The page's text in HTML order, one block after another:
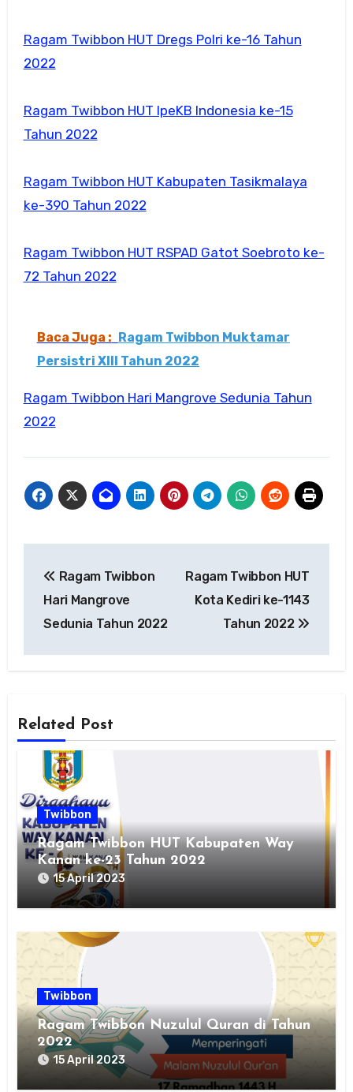
Ragam Twibbon HUT Dregs Polri ke-16 Tahun
2022
Ragam Twibbon HUT IpeKB Indonesia ke-15
Tahun 2022
Ragam Twibbon HUT Kabupaten Tasikmalaya
ke-390 Tahun 2022
Ragam Twibbon HUT RSPAD Gatot Soebroto ke-
72 Tahun 2022
Baca Juga :
Ragam Twibbon Muktamar
Persistri XIII Tahun 2022
Ragam Twibbon Hari Mangrove Sedunia Tahun
2022
pos
Ragam Twibbon
Hari Mangrove
Sedunia Tahun 2022
Ragam Twibbon HUT
Kota Kediri ke-1143
Tahun 2022
Related Post
Twibbon
Ragam Twibbon HUT Kabupaten Way
Kanan ke-23 Tahun 2022
15 April 2023
Twibbon
Ragam Twibbon Nuzulul Quran di Tahun
2022
15 April 2023